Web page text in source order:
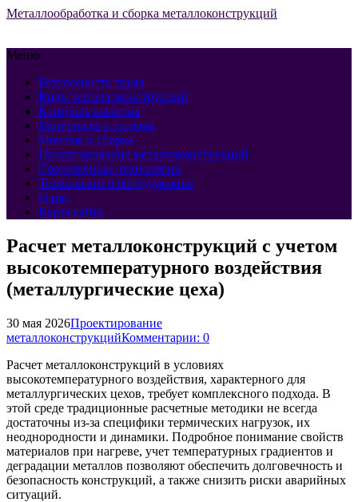
Металлообработка и сборка металлоконструкций
Меню
Безопасность труда
Виды металлоконструкций
Контроль качества
Материалы и сплавы
Монтаж и сборка
Проектирование металлоконструкций
Современные технологии
Технологии и оборудование
О нас
Карта сайта
Расчет металлоконструкций с учетом
высокотемпературного воздействия
(металлургические цеха)
30 мая 2026Проектирование
металлоконструкцийКомментарии: 0
Расчет металлоконструкций в условиях
высокотемпературного воздействия, характерного для
металлургических цехов, требует комплексного подхода. В
этой среде традиционные расчетные методики не всегда
достаточны из-за специфики термических нагрузок, их
неоднородности и динамики. Подробное понимание свойств
материалов при нагреве, учет температурных градиентов и
деградации металлов позволяют обеспечить долговечность и
безопасность конструкций, а также снизить риски аварийных
ситуаций.